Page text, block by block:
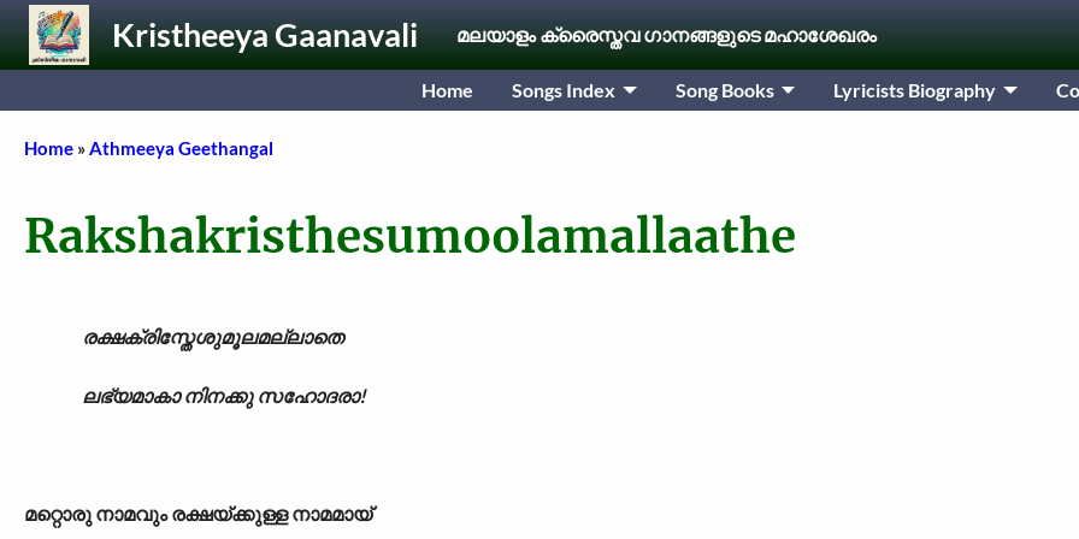
Skip to main contentKristheeya Gaanavali മലയാളം ക്രൈസ്തവ ഗാനങ്ങളുടെ മഹാശേഖരം
Home Songs Index Song Books Lyricists Biography
Breadcrumb
Home Athmeeya Geethangal
Rakshakristhesumoolamallaathe
രക്ഷക്രിസ്തേശുമൂലമല്ലാതെ
ലഭ്യമാകാ നിനക്കു സഹോദരാ!
മറ്റൊരു നാമവും രക്ഷയ്ക്കുള്ള നാമമായ്